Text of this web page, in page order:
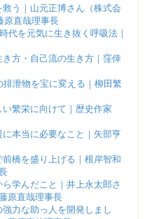
う｜山元正博さん（株式会
原直哉理事長
代を元気に生き抜く呼吸法｜
方・自己流の生き方｜窪倖
泄物を宝に変える｜柳田繁
繁栄に向けて｜歴史作家
本当に必要なこと｜矢部亨
橋を盛り上げる｜根岸智和
学んだこと｜井上永太郎さ
原直哉理事長
力な助っ人を開発しまし